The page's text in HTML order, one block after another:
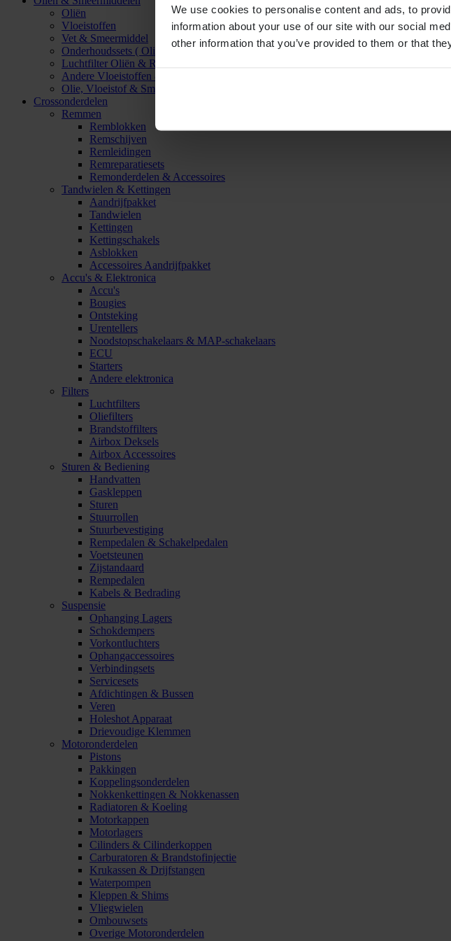
We use cookies to personalise content and ads, to
information about your use of our site with our social
other information that you’ve provided to them or that
Oliën
Vloeistoffen
Vet & Smeermiddel
Onderhoudssets ( Olie & Filter)
Luchtfilter Oliën & Reinigers
Andere Vloeistoffen & Smeermiddelen
Olie, Vloeistof & Smeermiddel Accessoires
Crossonderdelen
Remmen
Remblokken
Remschijven
Remleidingen
Remreparatiesets
Remonderdelen & Accessoires
Tandwielen & Kettingen
Aandrijfpakket
Tandwielen
Kettingen
Kettingschakels
Asblokken
Accessoires Aandrijfpakket
Accu's & Elektronica
Accu's
Bougies
Ontsteking
Urentellers
Noodstopschakelaars & MAP-schakelaars
ECU
Starters
Andere elektronica
Filters
Luchtfilters
Oliefilters
Brandstoffilters
Airbox Deksels
Airbox Accessoires
Sturen & Bediening
Handvatten
Gaskleppen
Sturen
Stuurrollen
Stuurbevestiging
Rempedalen & Schakelpedalen
Voetsteunen
Zijstandaard
Rempedalen
Kabels & Bedrading
Suspensie
Ophanging Lagers
Schokdempers
Vorkontluchters
Ophangaccessoires
Verbindingsets
Servicesets
Afdichtingen & Bussen
Veren
Holeshot Apparaat
Drievoudige Klemmen
Motoronderdelen
Pistons
Pakkingen
Koppelingsonderdelen
Nokkenkettingen & Nokkenassen
Radiatoren & Koeling
Motorkappen
Motorlagers
Cilinders & Cilinderkoppen
Carburatoren & Brandstofinjectie
Krukassen & Drijfstangen
Waterpompen
Kleppen & Shims
Vliegwielen
Ombouwsets
Overige Motoronderdelen